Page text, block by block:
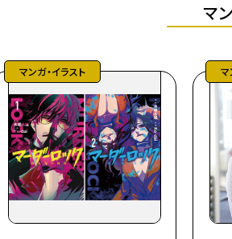
マ
マンガ・イラスト マ